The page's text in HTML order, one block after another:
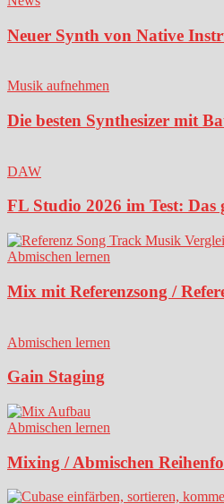
Neuer Synth von Native
Musik aufnehmen
Die besten Synthesizer mit
DAW
FL Studio 2026 im Test: Das
Abmischen lernen
Mix mit Referenzsong /
Abmischen lernen
Gain Staging
Abmischen lernen
Mixing / Abmischen